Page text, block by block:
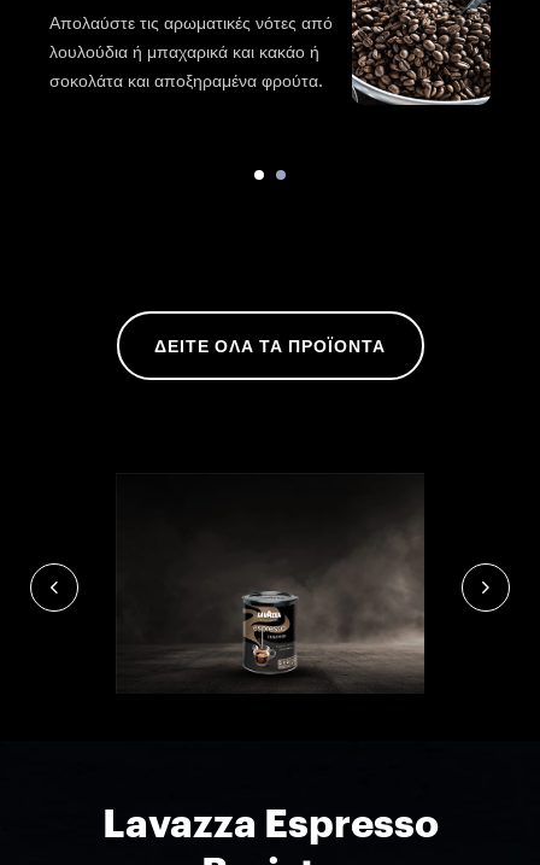
Απολαύστε τις αρωματικές νότες από
λουλούδια ή μπαχαρικά και κακάο ή
σοκολάτα και αποξηραμένα φρούτα.
ΔΕΙΤΕ ΟΛΑ ΤΑ ΠΡΟΪΟΝΤΑ
Lavazza Espresso